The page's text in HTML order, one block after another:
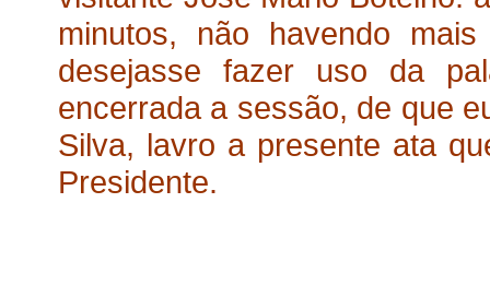
minutos, não havendo
desejasse fazer uso da
encerrada a sessão, de que
Silva, lavro a presente ata
Presidente.